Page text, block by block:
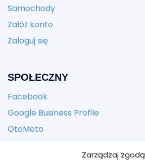
Zarządzaj zgodą
Samochody
Załóż konto
Zaloguj się
SPOŁECZNY
Facebook
Google Business Profile
OtoMoto